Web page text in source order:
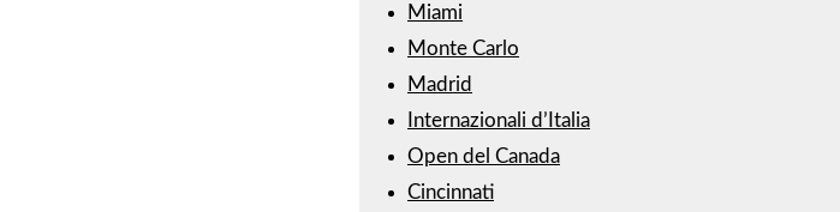
Miami
Monte Carlo
Madrid
Internazionali d’Italia
Open del Canada
Cincinnati